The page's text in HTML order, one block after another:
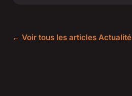
← Voir tous les articles Actualité